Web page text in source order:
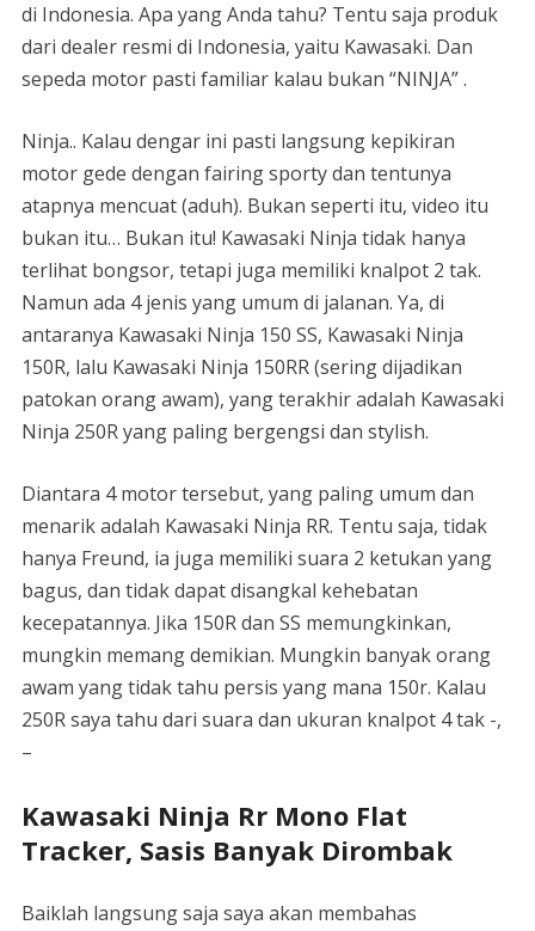
di Indonesia. Apa yang Anda tahu? Tentu saja produk
dari dealer resmi di Indonesia, yaitu Kawasaki. Dan
sepeda motor pasti familiar kalau bukan “NINJA” .
Ninja.. Kalau dengar ini pasti langsung kepikiran
motor gede dengan fairing sporty dan tentunya
atapnya mencuat (aduh). Bukan seperti itu, video itu
bukan itu… Bukan itu! Kawasaki Ninja tidak hanya
terlihat bongsor, tetapi juga memiliki knalpot 2 tak.
Namun ada 4 jenis yang umum di jalanan. Ya, di
antaranya Kawasaki Ninja 150 SS, Kawasaki Ninja
150R, lalu Kawasaki Ninja 150RR (sering dijadikan
patokan orang awam), yang terakhir adalah Kawasaki
Ninja 250R yang paling bergengsi dan stylish.
Diantara 4 motor tersebut, yang paling umum dan
menarik adalah Kawasaki Ninja RR. Tentu saja, tidak
hanya Freund, ia juga memiliki suara 2 ketukan yang
bagus, dan tidak dapat disangkal kehebatan
kecepatannya. Jika 150R dan SS memungkinkan,
mungkin memang demikian. Mungkin banyak orang
awam yang tidak tahu persis yang mana 150r. Kalau
250R saya tahu dari suara dan ukuran knalpot 4 tak -,
–
Kawasaki Ninja Rr Mono Flat
Tracker, Sasis Banyak Dirombak
Baiklah langsung saja saya akan membahas